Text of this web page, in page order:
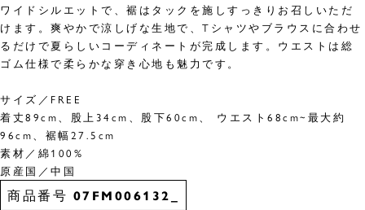
ワイドシルエットで、裾はタックを施しすっきりお召しいただ
けます。爽やかで涼しげな生地で、Tシャツやブラウスに合わせ
るだけで夏らしいコーディネートが完成します。ウエストは総
ゴム仕様で柔らかな穿き心地も魅力です。
サイズ／FREE
着丈89cm、股上34cm、股下60cm、 ウエスト68cm~最大約
96cm、裾幅27.5cm
素材／綿100%
原産国／中国
商品番号 07FM006132_